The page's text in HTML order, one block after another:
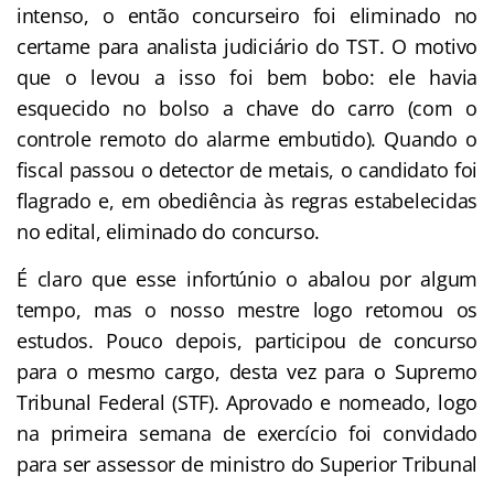
intenso, o então concurseiro foi eliminado no
certame para analista judiciário do TST. O motivo
que o levou a isso foi bem bobo: ele havia
esquecido no bolso a chave do carro (com o
controle remoto do alarme embutido). Quando o
fiscal passou o detector de metais, o candidato foi
flagrado e, em obediência às regras estabelecidas
no edital, eliminado do concurso.
É claro que esse infortúnio o abalou por algum
tempo, mas o nosso mestre logo retomou os
estudos. Pouco depois, participou de concurso
para o mesmo cargo, desta vez para o Supremo
Tribunal Federal (STF). Aprovado e nomeado, logo
na primeira semana de exercício foi convidado
para ser assessor de ministro do Superior Tribunal